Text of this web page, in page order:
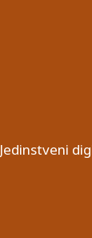
Jedinstveni